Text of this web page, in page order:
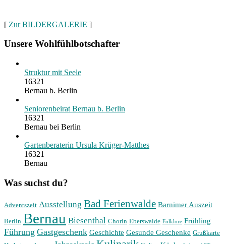
[ Zur BILDERGALERIE ]
Unsere Wohlfühlbotschafter
Struktur mit Seele
16321
Bernau b. Berlin
Seniorenbeirat Bernau b. Berlin
16321
Bernau bei Berlin
Gartenberaterin Ursula Krüger-Matthes
16321
Bernau
Was suchst du?
Adventszeit Ausstellung Bad Ferienwalde Barnimer Auszeit
Berlin Bernau Biesenthal Chorin Eberswalde Folklore Frühling
Führung Gastgeschenk Geschichte Gesunde Geschenke Grußkarte